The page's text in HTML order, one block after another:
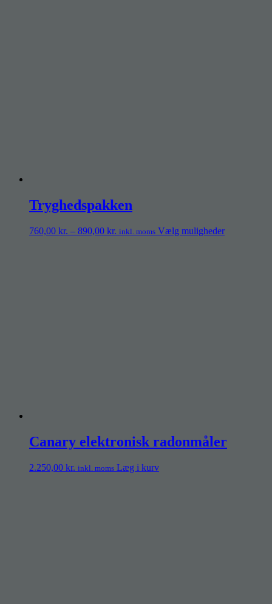
Tryghedspakken
760,00 kr. – 890,00 kr. inkl. moms Vælg muligheder
Canary elektronisk radonmåler
2.250,00 kr. inkl. moms Læg i kurv